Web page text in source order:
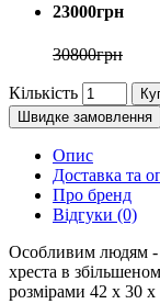
23000грн
30800грн
Кількість
Швидке замовлення
Опис
Доставка та
Про бренд
Відгуки (0)
Особливим людям -
хреста в
розмірами 42 х 30 х